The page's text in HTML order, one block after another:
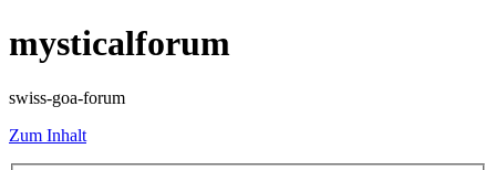
mysticalforum
swiss-goa-forum
Zum Inhalt